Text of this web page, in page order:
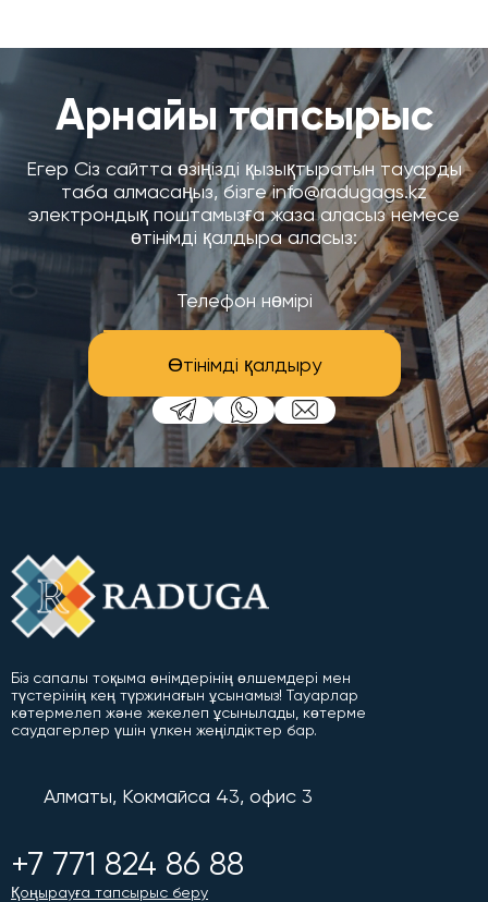
Арнайы тапсырыс
Егер Сіз сайтта өзіңізді қызықтыратын тауарды
таба алмасаңыз, бізге info@radugags.kz
электрондық поштамызға жаза аласыз немесе
өтінімді қалдыра аласыз:
Өтінімді қалдыру
Біз сапалы тоқыма өнімдерінің өлшемдері мен
түстерінің кең түржинағын ұсынамыз! Тауарлар
көтермелеп және жекелеп ұсынылады, көтерме
саудагерлер үшін үлкен жеңілдіктер бар.
Алматы, Кокмайса 43, офис 3
+7 771 824 86 88
Қоңырауға тапсырыс беру